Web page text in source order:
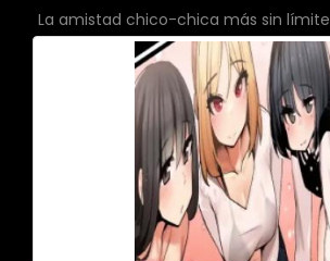
La amistad chico-chica más sin límite